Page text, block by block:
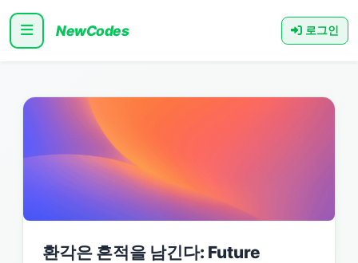
NewCodes 로그인
환각은 흔적을 남긴다: Future